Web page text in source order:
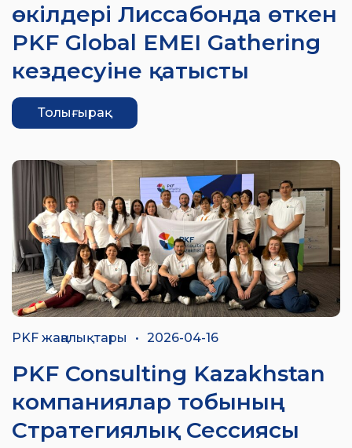
өкілдері Лиссабонда өткен
PKF Global EMEI Gathering
кездесуіне қатысты
Толығырақ
PKF жаңалықтары • 2026-04-16
PKF Consulting Kazakhstan
компаниялар тобының
Стратегиялық Сессиясы